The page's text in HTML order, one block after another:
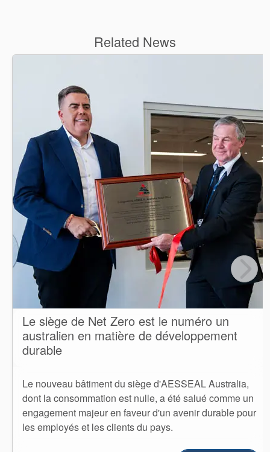
Related News
Le siège de Net Zero est le numéro un
australien en matière de développement
durable
Le nouveau bâtiment du siège d'AESSEAL Australia,
dont la consommation est nulle, a été salué comme un
engagement majeur en faveur d'un avenir durable pour
les employés et les clients du pays.